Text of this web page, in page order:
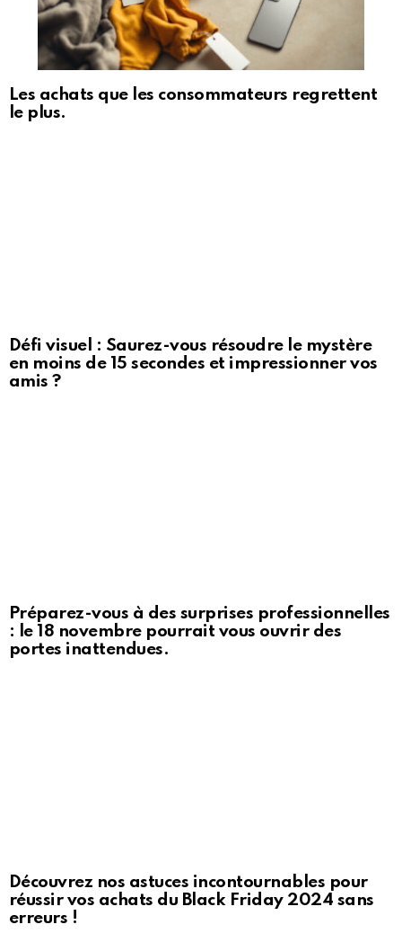
Les achats que les consommateurs regrettent
le plus.
Défi visuel : Saurez-vous résoudre le mystère
en moins de 15 secondes et impressionner vos
amis ?
Préparez-vous à des surprises professionnelles
: le 18 novembre pourrait vous ouvrir des
portes inattendues.
Découvrez nos astuces incontournables pour
réussir vos achats du Black Friday 2024 sans
erreurs !